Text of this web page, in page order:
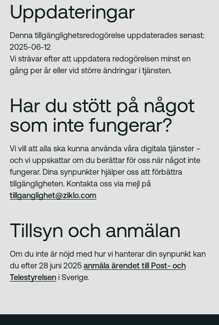
Uppdateringar
Denna tillgänglighetsredogörelse uppdaterades senast:
2025-06-12
Vi strävar efter att uppdatera redogörelsen minst en
gång per år eller vid större ändringar i tjänsten.
Har du stött på något
som inte fungerar?
Vi vill att alla ska kunna använda våra digitala tjänster –
och vi uppskattar om du berättar för oss när något inte
fungerar. Dina synpunkter hjälper oss att förbättra
tillgängligheten. Kontakta oss via mejl på
tillganglighet@ziklo.com
Tillsyn och anmälan
Om du inte är nöjd med hur vi hanterar din synpunkt kan
du efter 28 juni 2025 anmäla ärendet till Post- och
Telestyrelsen i Sverige.